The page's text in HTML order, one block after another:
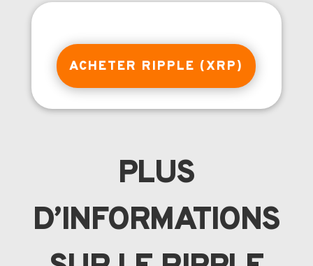
ACHETER RIPPLE (XRP)
PLUS
D’INFORMATIONS